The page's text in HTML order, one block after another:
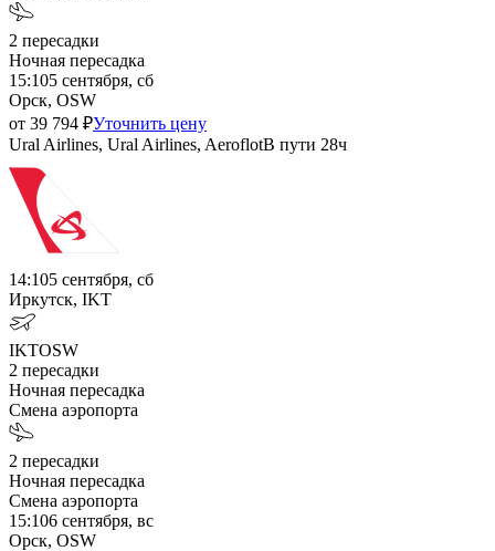
2 пересадки
Ночная пересадка
15:105 сентября, сб
Орск, OSW
от 39 794 ₽Уточнить цену
Ural Airlines, Ural Airlines, AeroflotВ пути 28ч
14:105 сентября, сб
Иркутск, IKT
IKTOSW
2 пересадки
Ночная пересадка
Смена аэропорта
2 пересадки
Ночная пересадка
Смена аэропорта
15:106 сентября, вс
Орск, OSW